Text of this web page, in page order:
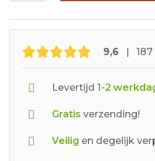
9,6 | 187
Levertijd 1-2
Gratis verzending!
Veilig en degelijk